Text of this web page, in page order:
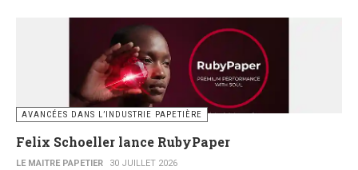
AVANCÉES DANS L’INDUSTRIE PAPETIÈRE
Felix Schoeller lance RubyPaper
LE MAITRE PAPETIER 30 JUILLET 2026